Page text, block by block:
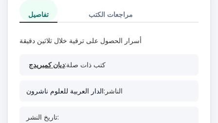
تفاصيل مراجعات الكتب
أسرار الحصول على ترقية خلال ثلاثين دقيقة
كتب ذات صلة:ديان كمبريدج
الناشر:الدار العربية للعلوم ناشرون
تاريخ النشر: